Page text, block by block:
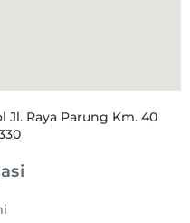
Raya Parung Km. 40